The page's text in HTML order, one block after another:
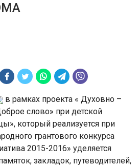
в рамках проекта « Духовно –
слово» при детской
который реализуется при
грантового конкурса
2015-2016» уделяется
закладок, путеводителей,